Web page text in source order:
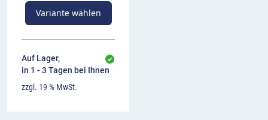
Variante wählen
Auf Lager,
in 1 - 3 Tagen bei Ihnen
zzgl. 19 % MwSt.